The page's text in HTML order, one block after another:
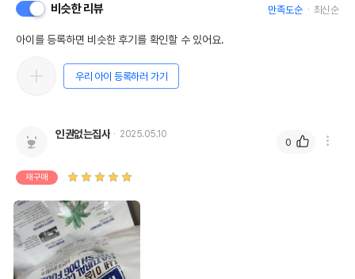
비슷한 리뷰 만족도순 최신순
아이를 등록하면 비슷한 후기를 확인할 수 있어요.
우리 아이 등록하러 가기
인권없는집사 2025.05.10
재구매
0